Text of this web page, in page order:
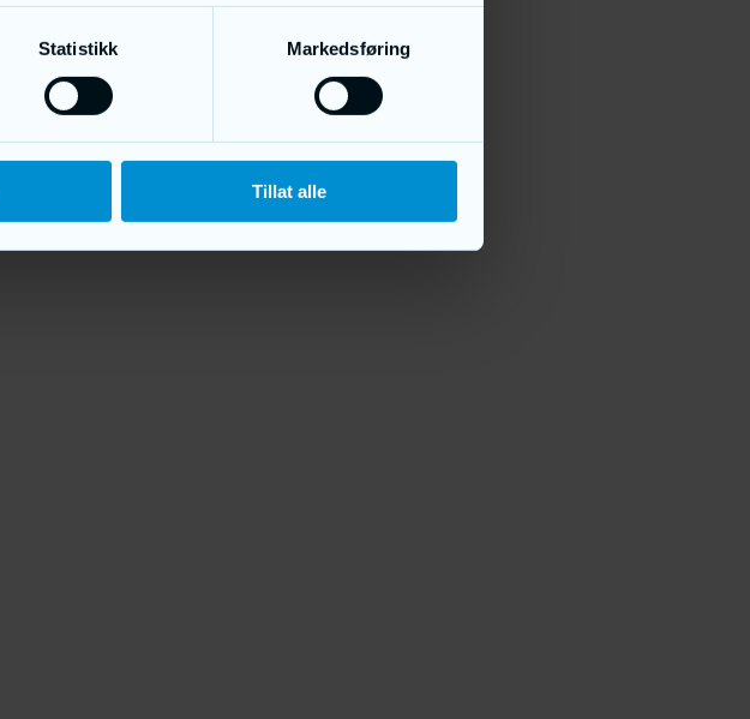
Statistikk Markedsføring
Tillat alle